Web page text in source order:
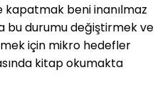
kapatmak beni inanılmaz
bu durumu değiştirmek ve
için mikro hedefler
kitap okumakta